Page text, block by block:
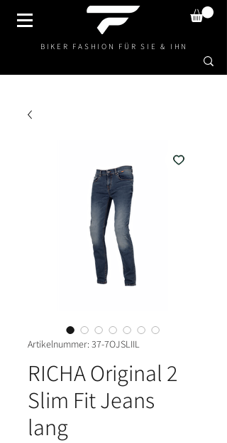
BIKER FASHION FÜR SIE & IHN
Artikelnummer: 37-7OJSLIIL
RICHA Original 2
Slim Fit Jeans
lang